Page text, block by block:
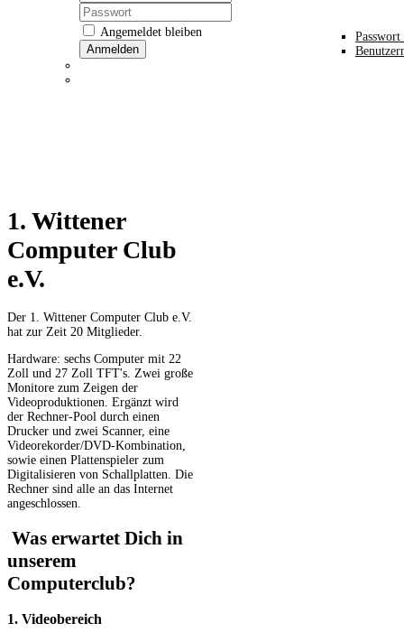
Angemeldet bleiben
Anmelden
Passwort
1. Wittener
Computer Club
e.V.
Der 1. Wittener Computer Club e.V.
hat zur Zeit 20 Mitglieder.
Hardware: sechs Computer mit 22
Zoll und 27 Zoll TFT's. Zwei große
Monitore zum Zeigen der
Videoproduktionen. Ergänzt wird
der Rechner-Pool durch einen
Drucker und zwei Scanner, eine
Videorekorder/DVD-Kombination,
sowie einen Plattenspieler zum
Digitalisieren von Schallplatten. Die
Rechner sind alle an das Internet
angeschlossen.
Was erwartet Dich in
unserem
Computerclub?
1. Videobereich